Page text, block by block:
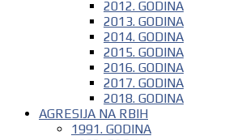
2012. GODINA
2013. GODINA
2014. GODINA
2015. GODINA
2016. GODINA
2017. GODINA
2018. GODINA
AGRESIJA NA RBIH
1991. GODINA